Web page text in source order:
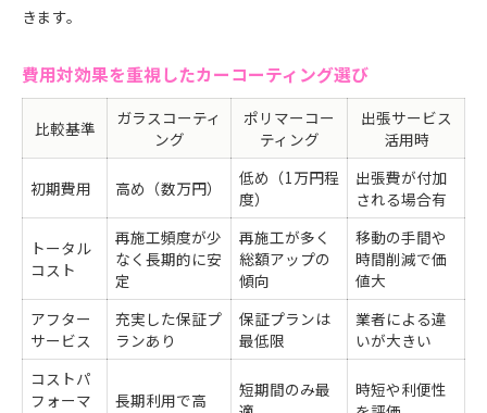
きます。
費用対効果を重視したカーコーティング選び
比較基準
ガラスコーティ
ング
ポリマーコー
ティング
出張サービス
活用時
初期費用 高め（数万円）
低め（1万円程
度）
出張費が付加
される場合有
トータル
コスト
再施工頻度が少
なく長期的に安
定
再施工が多く
総額アップの
傾向
移動の手間や
時間削減で価
値大
アフター
サービス
充実した保証プ
ランあり
保証プランは
最低限
業者による違
いが大きい
コストパ
フォーマ
長期利用で高
短期間のみ最
時短や利便性